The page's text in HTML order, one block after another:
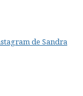
de Sandra